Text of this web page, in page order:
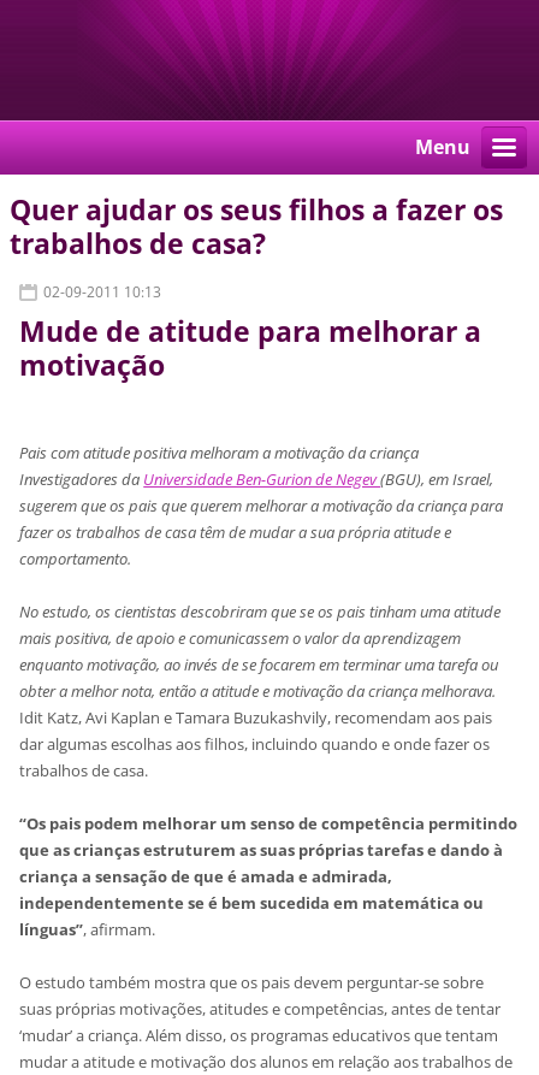
Menu
Quer ajudar os seus filhos a fazer os
trabalhos de casa?
02-09-2011 10:13
Mude de atitude para melhorar a
motivação
Pais com atitude positiva melhoram a motivação da criança
Investigadores da Universidade Ben-Gurion de Negev(BGU), em Israel,
sugerem que os pais que querem melhorar a motivação da criança para
fazer os trabalhos de casa têm de mudar a sua própria atitude e
comportamento.
No estudo, os cientistas descobriram que se os pais tinham uma atitude
mais positiva, de apoio e comunicassem o valor da aprendizagem
enquanto motivação, ao invés de se focarem em terminar uma tarefa ou
obter a melhor nota, então a atitude e motivação da criança melhorava.
Idit Katz, Avi Kaplan e Tamara Buzukashvily, recomendam aos pais
dar algumas escolhas aos filhos, incluindo quando e onde fazer os
trabalhos de casa.
“Os pais podem melhorar um senso de competência permitindo
que as crianças estruturem as suas próprias tarefas e dando à
criança a sensação de que é amada e admirada,
independentemente se é bem sucedida em matemática ou
línguas”, afirmam.
O estudo também mostra que os pais devem perguntar-se sobre
suas próprias motivações, atitudes e competências, antes de tentar
‘mudar’ a criança. Além disso, os programas educativos que tentam
mudar a atitude e motivação dos alunos em relação aos trabalhos de